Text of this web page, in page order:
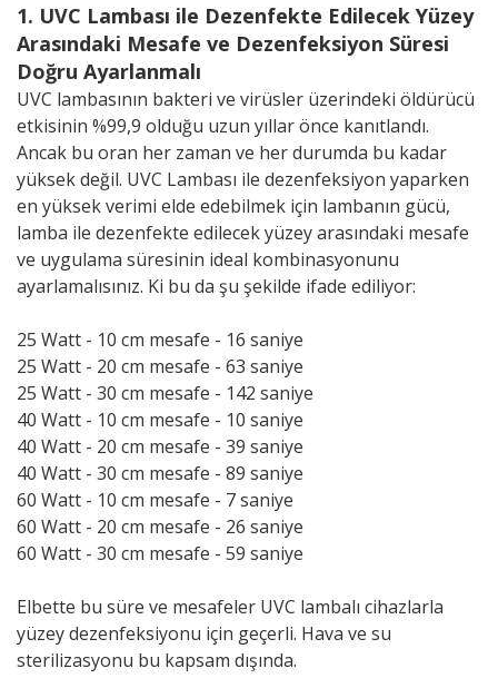
1. UVC Lambası ile Dezenfekte Edilecek Yüzey
Arasındaki Mesafe ve Dezenfeksiyon Süresi
Doğru Ayarlanmalı
UVC lambasının bakteri ve virüsler üzerindeki öldürücü
etkisinin %99,9 olduğu uzun yıllar önce kanıtlandı.
Ancak bu oran her zaman ve her durumda bu kadar
yüksek değil. UVC Lambası ile dezenfeksiyon yaparken
en yüksek verimi elde edebilmek için lambanın gücü,
lamba ile dezenfekte edilecek yüzey arasındaki mesafe
ve uygulama süresinin ideal kombinasyonunu
ayarlamalısınız. Ki bu da şu şekilde ifade ediliyor:
25 Watt - 10 cm mesafe - 16 saniye
25 Watt - 20 cm mesafe - 63 saniye
25 Watt - 30 cm mesafe - 142 saniye
40 Watt - 10 cm mesafe - 10 saniye
40 Watt - 20 cm mesafe - 39 saniye
40 Watt - 30 cm mesafe - 89 saniye
60 Watt - 10 cm mesafe - 7 saniye
60 Watt - 20 cm mesafe - 26 saniye
60 Watt - 30 cm mesafe - 59 saniye
Elbette bu süre ve mesafeler UVC lambalı cihazlarla
yüzey dezenfeksiyonu için geçerli. Hava ve su
sterilizasyonu bu kapsam dışında.